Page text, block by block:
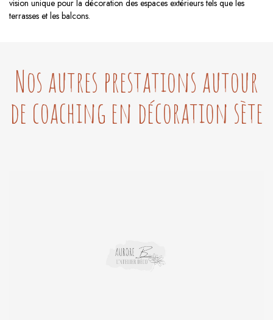
vision unique pour la décoration des espaces extérieurs tels que les
terrasses et les balcons.
Nos autres prestations autour
de coaching en décoration sète